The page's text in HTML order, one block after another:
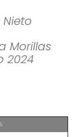
Morillas
2024